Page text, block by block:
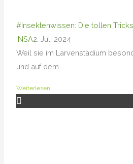
#Insektenwissen: Die tollen
INSA2. Juli 2024
Weil sie im Larvenstadium
und auf dem...
Weiterlesen